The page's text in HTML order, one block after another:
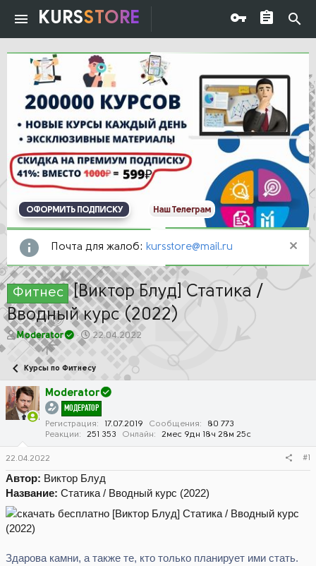
KURSSTORE
ОФОРМИТЬ ПОДПИСКУ Наш Телеграм
Почта для жалоб: kursstore@mail.ru
Фитнес [Виктор Блуд] Статика /
Вводный курс (2022)
А
т
о
р
т
е
Moderator
Д
а
а
ч
а
л
а
22.04.2022
Курсы по Фитнесу
Moderator
МОДЕРАТОР
Регистрация 17.07.2019 Сообщения
80 773
Реакции
251 353 Онлайн 2мес 9дн 18ч 28м 25с
22.04.2022 #1
Автор: Виктор Блуд
Название: Статика / Вводный курс (2022)
Здарова камни, а также те, кто только планирует ими стать.